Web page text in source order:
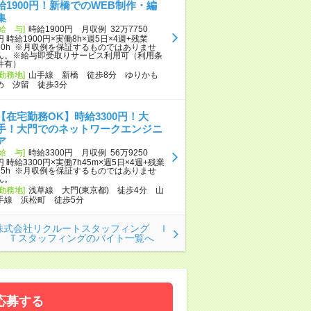
1900円！新橋でのWEB制作・編
与] 時給1900円 月収例 32万7750
時給1900円×実働8h×週5日×4週+残業
※月収例を保証するものではありませ
。※給与即受取りサービス利用可（利用条
有）
務地] 山手線 新橋 徒歩8分 ゆりかも
汐留 徒歩3分
在宅勤務OK】時給3300円！大
！大門でのネットワークエンジニ
与] 時給3300円 月収例 56万9250
時給3300円×実働7h45m×週5日×4週+残業
※月収例を保証するものではありませ
務地] 浅草線 大門(東京都) 徒歩4分 山
線 浜松町 徒歩5分
式会社リクルートスタッフィング Ｉ
Ｔスタッフィングのバイト一覧へ
募する